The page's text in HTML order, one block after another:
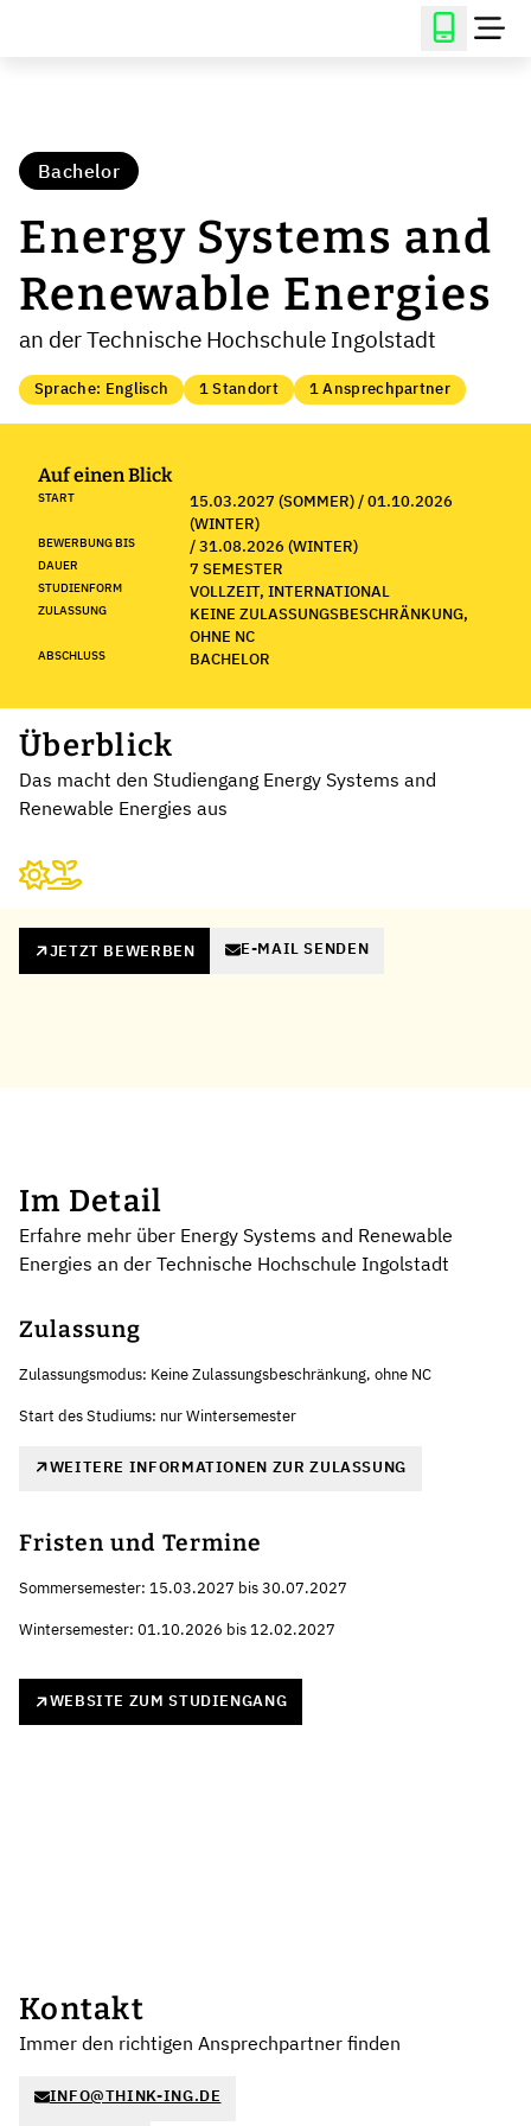
Bachelor
Energy Systems and
Renewable Energies
an der Technische Hochschule Ingolstadt
Sprache: Englisch 1 Standort 1 Ansprechpartner
Auf einen Blick
START
15.03.2027 (SOMMER) / 01.10.2026
(WINTER)
BEWERBUNG BIS / 31.08.2026 (WINTER)
DAUER 7 SEMESTER
STUDIENFORM VOLLZEIT, INTERNATIONAL
ZULASSUNG
KEINE ZULASSUNGSBESCHRÄNKUNG,
OHNE NC
ABSCHLUSS BACHELOR
Überblick
Das macht den Studiengang Energy Systems and
Renewable Energies aus
JETZT BEWERBEN E-MAIL SENDEN
Im Detail
Erfahre mehr über Energy Systems and Renewable
Energies an der Technische Hochschule Ingolstadt
Zulassung
Zulassungsmodus: Keine Zulassungsbeschränkung, ohne NC
Start des Studiums: nur Wintersemester
WEITERE INFORMATIONEN ZUR ZULASSUNG
Fristen und Termine
Sommersemester: 15.03.2027 bis 30.07.2027
Wintersemester: 01.10.2026 bis 12.02.2027
WEBSITE ZUM STUDIENGANG
Kontakt
Immer den richtigen Ansprechpartner finden
INFO@THINK-ING.DE